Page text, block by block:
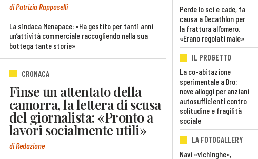
di Patrizia Rapposelli
La sindaca Menapace: «Ha gestito per tanti anni
un’attività commerciale raccogliendo nella sua
bottega tante storie»
CRONACA
Finse un attentato della
camorra, la lettera di scusa
del giornalista: «Pronto a
lavori socialmente utili»
di Redazione
Perde lo sci e cade, fa
causa a Decathlon per
la frattura all’omero.
«Erano regolati male»
IL PROGETTO
La co-abitazione
sperimentale a Dro:
nove alloggi per anziani
autosufficienti contro
solitudine e fragilità
sociale
LA FOTOGALLERY
Navi «vichinghe»,